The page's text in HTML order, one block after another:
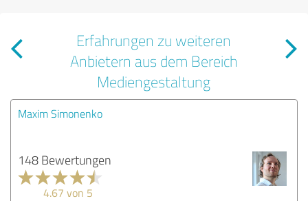
Erfahrungen zu weiteren
Anbietern aus dem Bereich
Mediengestaltung
Maxim Simonenko
148 Bewertungen
4.67 von 5